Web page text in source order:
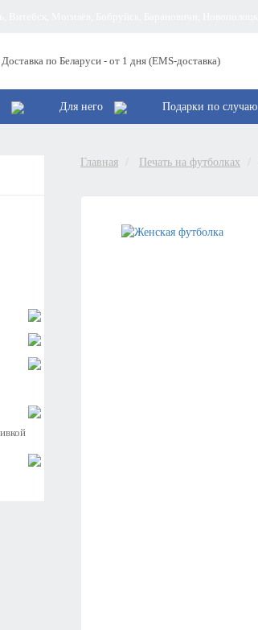
Доставка по Беларуси - от 1 дня (EMS-доставка)
Для него Подарки по случаю
Главная Печать на футболках